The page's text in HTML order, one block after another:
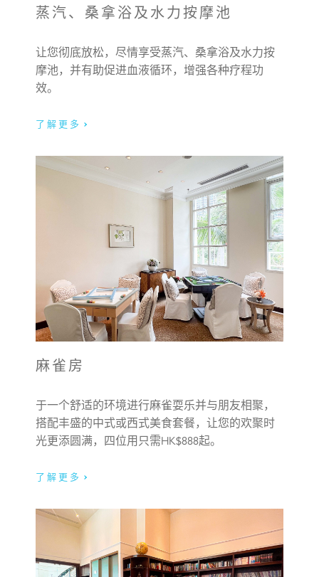
蒸汽、桑拿浴及水力按摩池
让您彻底放松，尽情享受蒸汽、桑拿浴及水力按
摩池，并有助促进血液循环，增强各种疗程功
效。
了解更多
麻雀房
于一个舒适的环境进行麻雀耍乐并与朋友相聚，
搭配丰盛的中式或西式美食套餐，让您的欢聚时
光更添圆满，四位用只需HK$888起。
了解更多